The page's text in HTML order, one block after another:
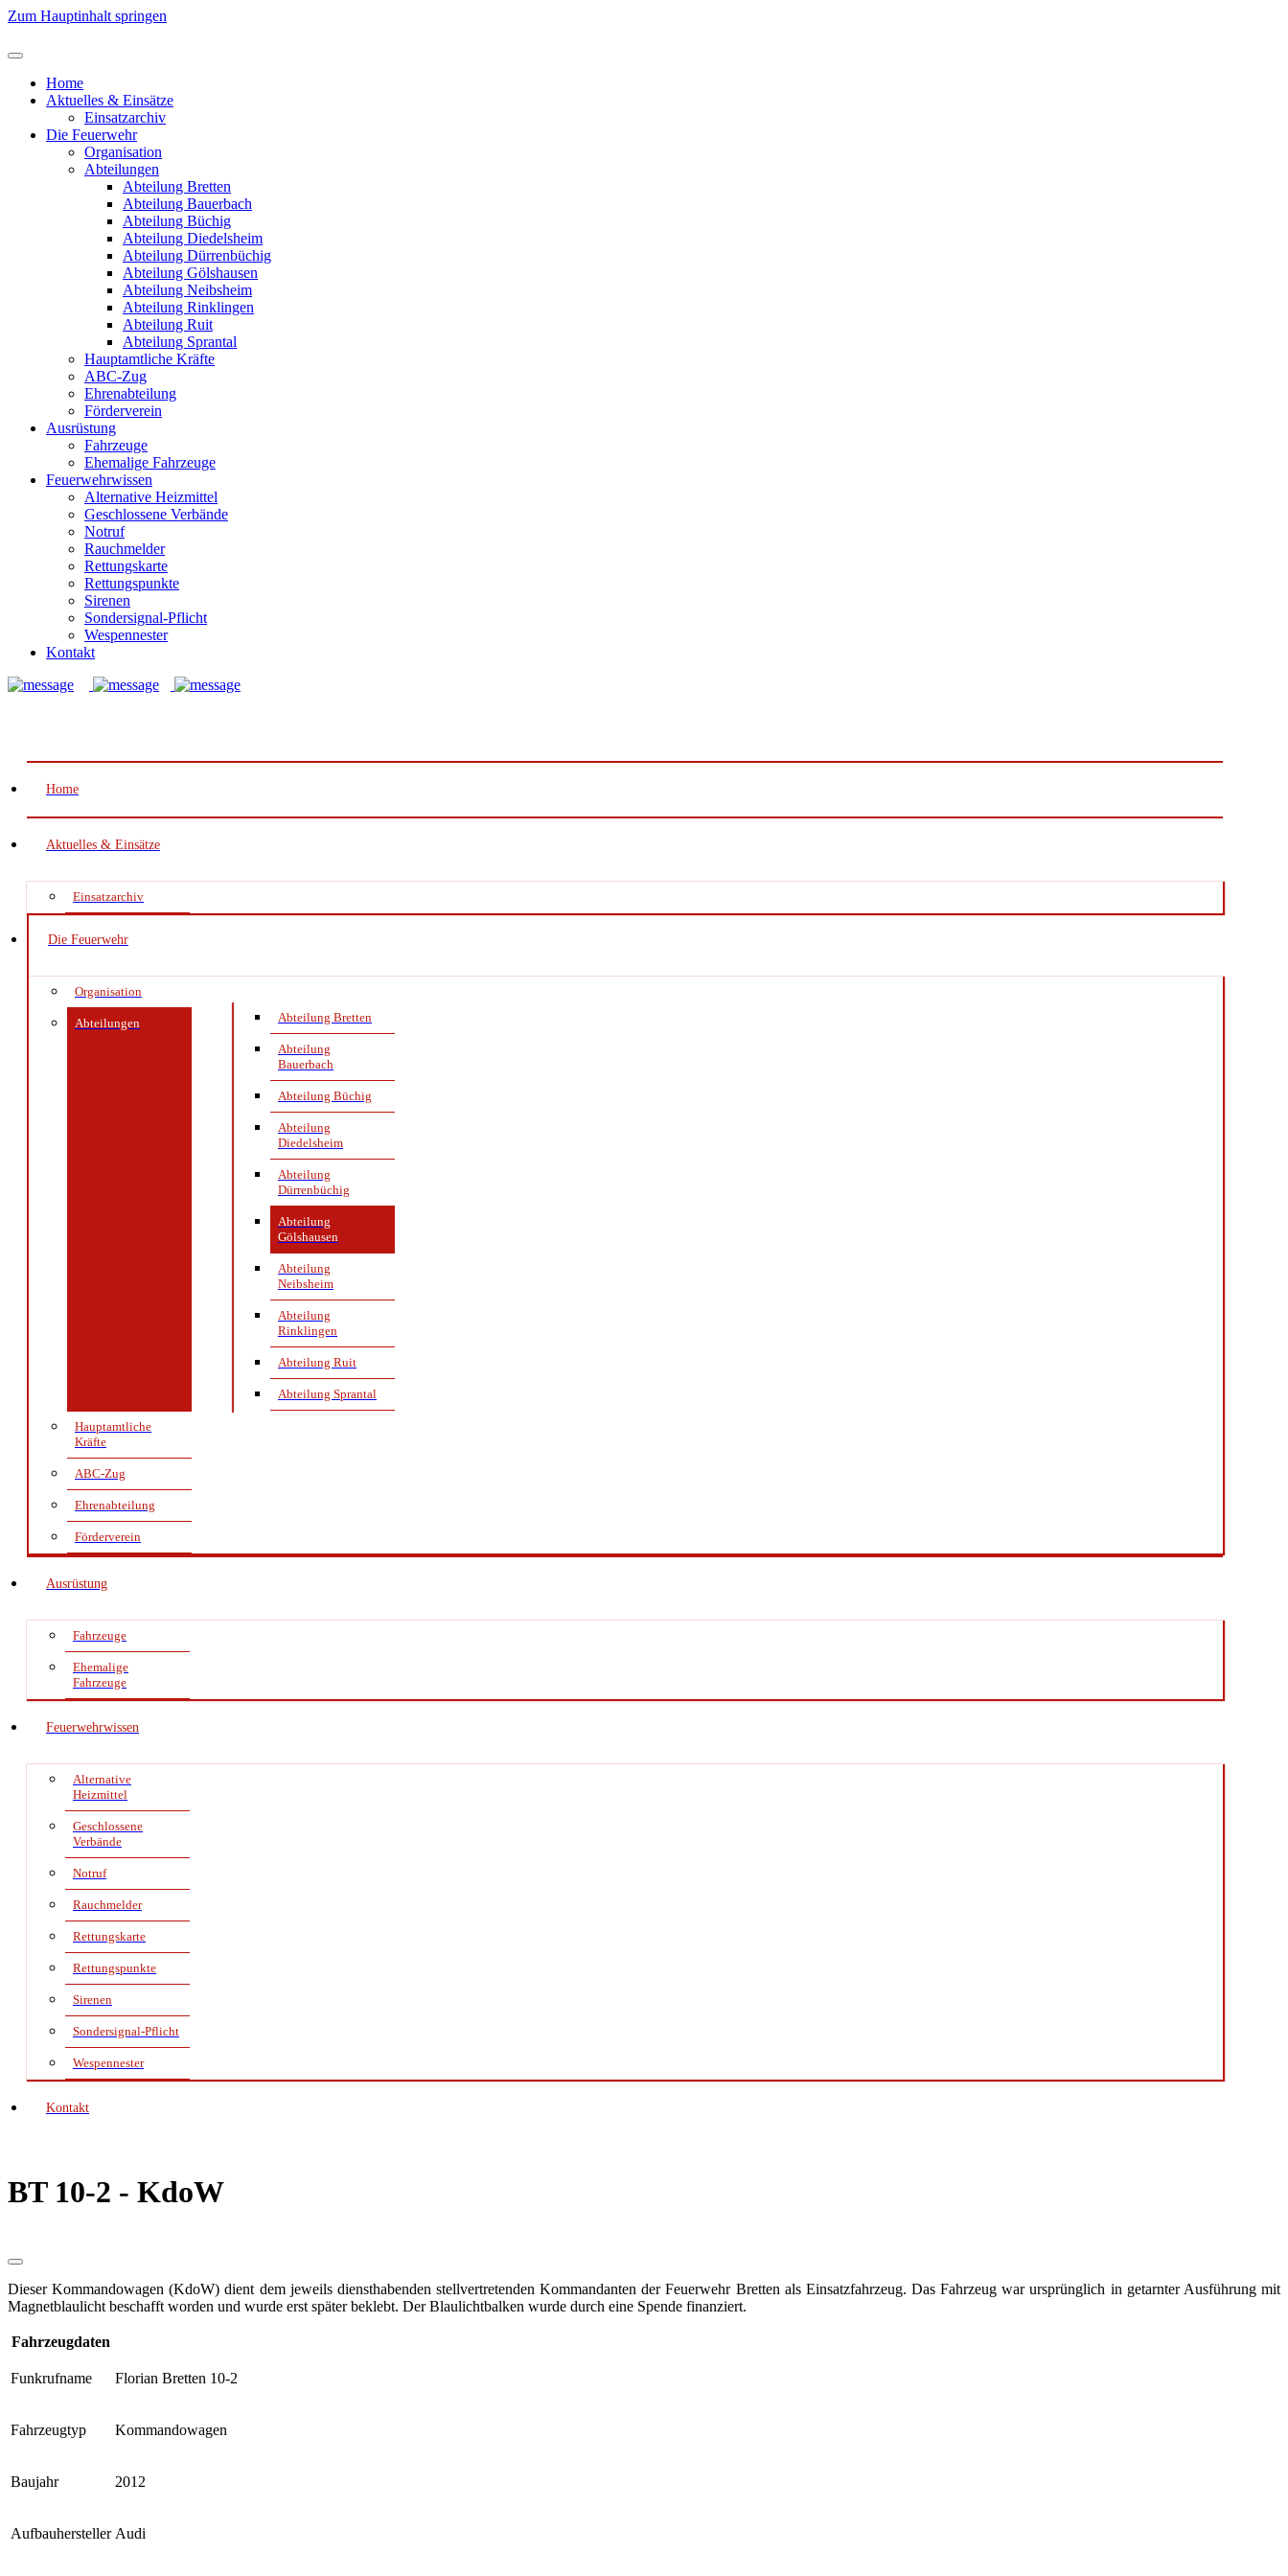
Zum Hauptinhalt springen
Home
Aktuelles & Einsätze
Einsatzarchiv
Die Feuerwehr
Organisation
Abteilungen
Abteilung Bretten
Abteilung Bauerbach
Abteilung Büchig
Abteilung Diedelsheim
Abteilung Dürrenbüchig
Abteilung Gölshausen
Abteilung Neibsheim
Abteilung Rinklingen
Abteilung Ruit
Abteilung Sprantal
Hauptamtliche Kräfte
ABC-Zug
Ehrenabteilung
Förderverein
Ausrüstung
Fahrzeuge
Ehemalige Fahrzeuge
Feuerwehrwissen
Alternative Heizmittel
Geschlossene Verbände
Notruf
Rauchmelder
Rettungskarte
Rettungspunkte
Sirenen
Sondersignal-Pflicht
Wespennester
Kontakt
Home
Aktuelles & Einsätze
Einsatzarchiv
Die Feuerwehr
Organisation
Abteilungen Abteilung Bretten
Abteilung
Bauerbach
Abteilung Büchig
Abteilung
Diedelsheim
Abteilung
Dürrenbüchig
Abteilung
Gölshausen
Abteilung
Neibsheim
Abteilung
Rinklingen
Abteilung Ruit
Abteilung Sprantal
Hauptamtliche
Kräfte
ABC-Zug
Ehrenabteilung
Förderverein
Ausrüstung
Fahrzeuge
Ehemalige
Fahrzeuge
Feuerwehrwissen
Alternative
Heizmittel
Geschlossene
Verbände
Notruf
Rauchmelder
Rettungskarte
Rettungspunkte
Sirenen
Sondersignal-Pflicht
Wespennester
Kontakt
BT 10-2 - KdoW
Dieser Kommandowagen (KdoW) dient dem jeweils diensthabenden stellvertretenden Kommandanten der Feuerwehr Bretten als Einsatzfahrzeug. Das Fahrzeug war ursprünglich in getarnter Ausführung mit
Magnetblaulicht beschafft worden und wurde erst später beklebt. Der Blaulichtbalken wurde durch eine Spende finanziert.
Fahrzeugdaten
Funkrufname Florian Bretten 10-2
Fahrzeugtyp Kommandowagen
Baujahr 2012
Aufbauhersteller Audi